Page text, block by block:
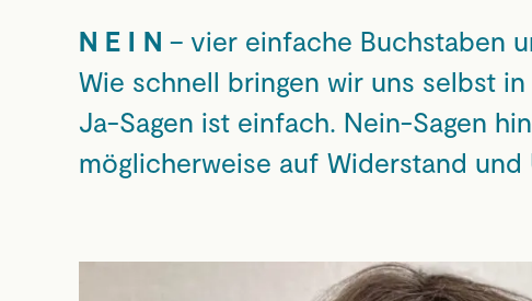
N E I N – vier einfache Buchstaben
Wie schnell bringen wir uns selbst
Ja-Sagen ist einfach. Nein-Sagen
möglicherweise auf Widerstand und